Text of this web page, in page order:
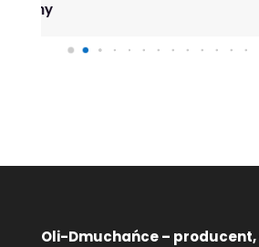
Oli-Dmuchańce –